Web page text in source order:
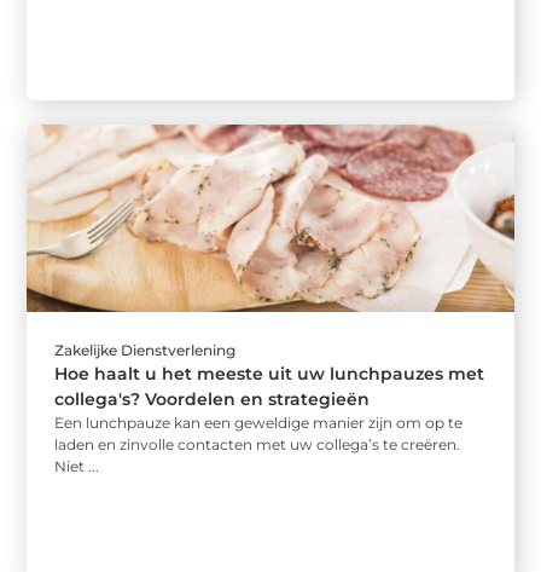
Zakelijke Dienstverlening
Hoe haalt u het meeste uit uw lunchpauzes met
collega's? Voordelen en strategieën
Een lunchpauze kan een geweldige manier zijn om op te
laden en zinvolle contacten met uw collega’s te creëren.
Niet ...